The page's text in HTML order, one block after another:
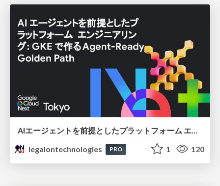
legalontechnologies
PRO 1 120